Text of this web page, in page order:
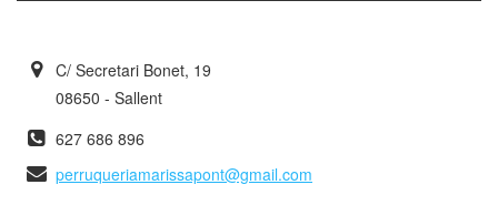
C/ Secretari Bonet, 19
08650 - Sallent
627 686 896
perruqueriamarissapont@gmail.com